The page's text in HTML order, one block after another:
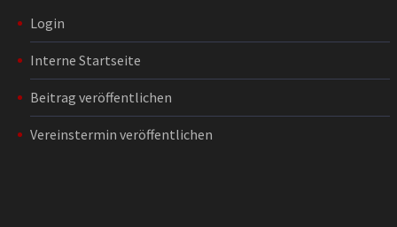
Login
Interne Startseite
Beitrag veröffentlichen
Vereinstermin veröffentlichen